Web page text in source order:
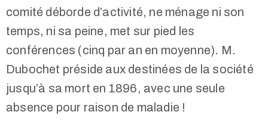
comité déborde d’activité, ne ménage ni son
temps, ni sa peine, met sur pied les
conférences (cinq par an en moyenne). M.
Dubochet préside aux destinées de la société
jusqu’à sa mort en 1896, avec une seule
absence pour raison de maladie !